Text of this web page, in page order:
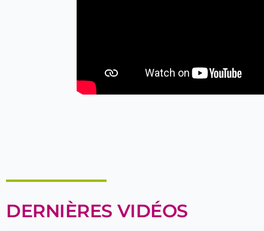
DERNIÈRES VIDÉOS